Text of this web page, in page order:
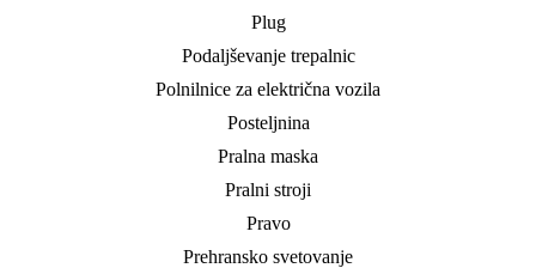
Plug
Podaljševanje trepalnic
Polnilnice za električna vozila
Posteljnina
Pralna maska
Pralni stroji
Pravo
Prehransko svetovanje